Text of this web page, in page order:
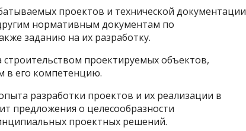
проектов и технической документации
нормативным документам по
заданию на их разработку.
строительством проектируемых объектов,
в его компетенцию.
разработки проектов и их реализации в
предложения о целесообразности
проектных решений.